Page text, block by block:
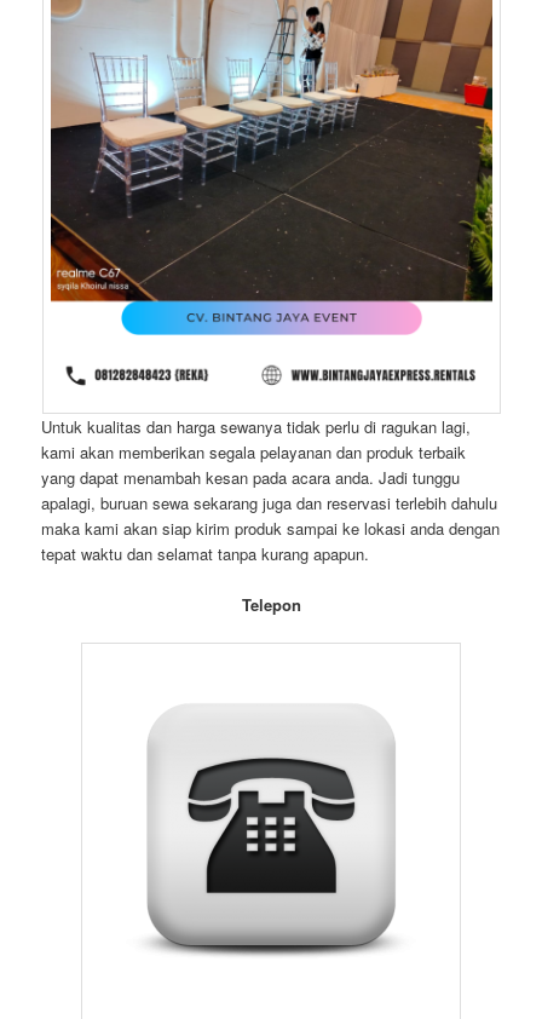
Untuk kualitas dan harga sewanya tidak perlu di ragukan lagi,
kami akan memberikan segala pelayanan dan produk terbaik
yang dapat menambah kesan pada acara anda. Jadi tunggu
apalagi, buruan sewa sekarang juga dan reservasi terlebih dahulu
maka kami akan siap kirim produk sampai ke lokasi anda dengan
tepat waktu dan selamat tanpa kurang apapun.
Telepon